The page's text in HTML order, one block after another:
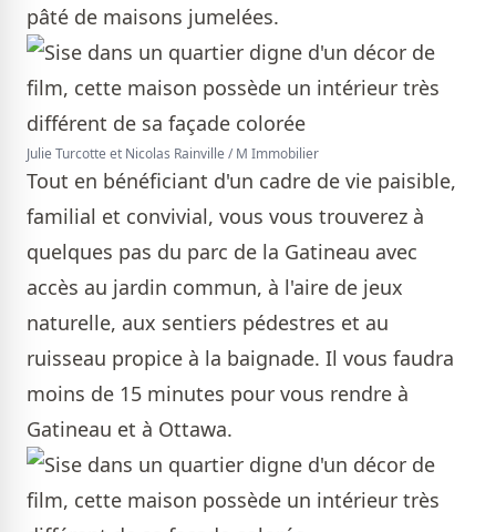
pâté de maisons jumelées.
Julie Turcotte et Nicolas Rainville / M Immobilier
Tout en bénéficiant d'un cadre de vie paisible,
familial et convivial, vous vous trouverez à
quelques pas du parc de la Gatineau avec
accès au jardin commun, à l'aire de jeux
naturelle, aux sentiers pédestres et au
ruisseau propice à la baignade. Il vous faudra
moins de 15 minutes pour vous rendre à
Gatineau et à Ottawa.